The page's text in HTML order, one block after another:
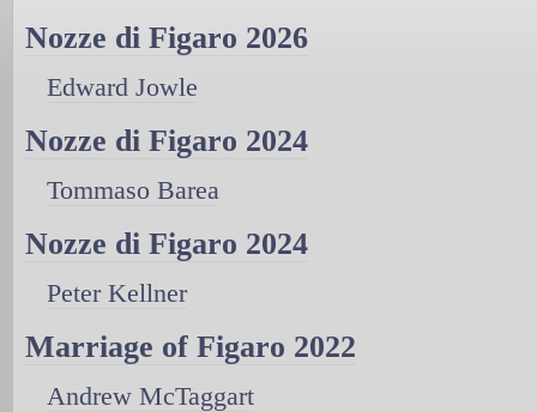
Nozze di Figaro 2026
Edward Jowle
Nozze di Figaro 2024
Tommaso Barea
Nozze di Figaro 2024
Peter Kellner
Marriage of Figaro 2022
Andrew McTaggart